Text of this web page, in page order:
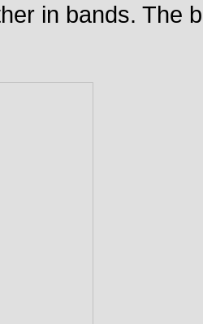
in bands. The